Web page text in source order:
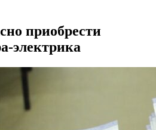
приобрести
электрика